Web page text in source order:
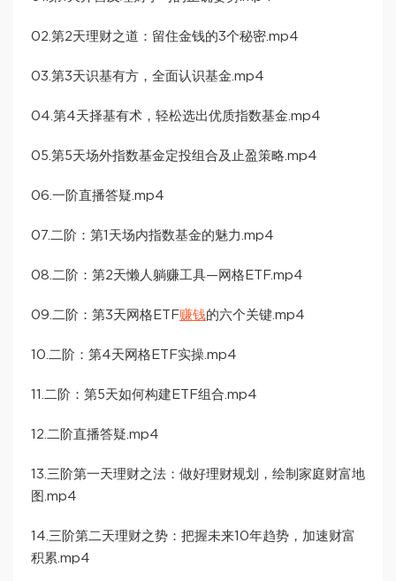
02.第2天理财之道：留住金钱的3个秘密.mp4
03.第3天识基有方，全面认识基金.mp4
04.第4天择基有术，轻松选出优质指数基金.mp4
05.第5天场外指数基金定投组合及止盈策略.mp4
06.一阶直播答疑.mp4
07.二阶：第1天场内指数基金的魅力.mp4
08.二阶：第2天懒人躺赚工具—网格ETF.mp4
09.二阶：第3天网格ETF赚钱的六个关键.mp4
10.二阶：第4天网格ETF实操.mp4
11.二阶：第5天如何构建ETF组合.mp4
12.二阶直播答疑.mp4
13.三阶第一天理财之法：做好理财规划，绘制家庭财富地
图.mp4
14.三阶第二天理财之势：把握未来10年趋势，加速财富
积累.mp4